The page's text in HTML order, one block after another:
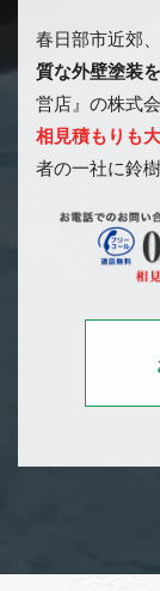
春日部市近郊
質な外壁塗装を
営店』の株式
相見積もりも
者の一社に鈴